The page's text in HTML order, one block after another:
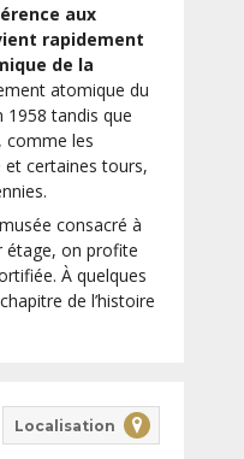
aux
rapidement
de la
atomique du
tandis que
comme les
certaines tours,
consacré à
étage, on profite
À quelques
de l’histoire
Localisation